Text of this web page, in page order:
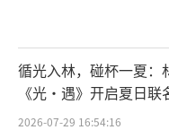
循光入林，碰杯一夏：
《光·遇》开启夏日联
2026-07-29 16:54:16